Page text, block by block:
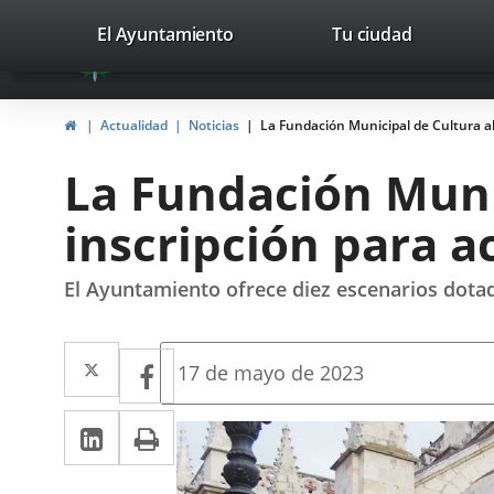
Portal
Web
del
Valladolid
avaTop
valladolid.es
El Ayuntamiento Tu ciudad
InicioActualidad Noticias La Fundación Municipal de Cultura
La Fundación
inscripción para
El Ayuntamiento ofrece diez escenarios
Twitter
Enlace
a
una
aplicación
Facebook
Enlace
a
una
aplicación
LinkedIn
Enlace
a
Imprimir
Fecha
la
noticia
17 de mayo de 2023